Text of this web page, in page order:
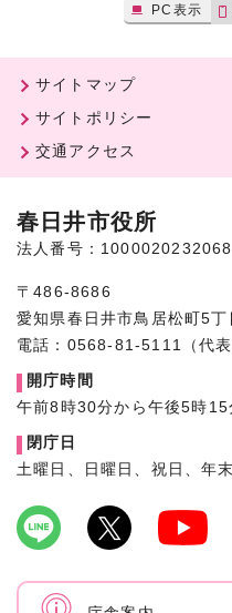
PC表示
サイトマップ
サイトポリシー
交通アクセス
春日井市役所
法人番号：1000020232068
〒486-8686
愛知県春日井市鳥居松町5丁
電話：0568-81-5111（代表
開庁時間
午前8時30分から午後5時15
閉庁日
土曜日、日曜日、祝日、年